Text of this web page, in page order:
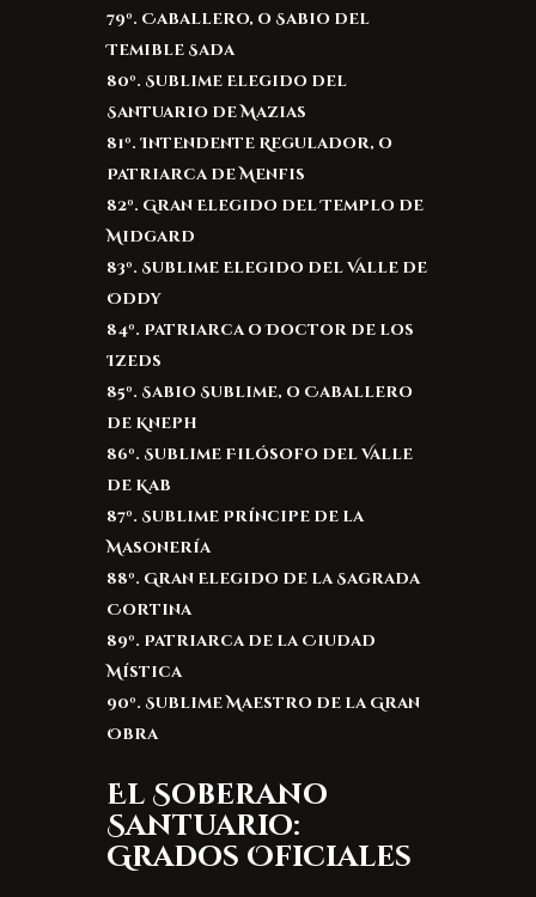
79º. Caballero, o Sabio del
Temible Sada
80º. Sublime Elegido del
Santuario de Mazias
81º. Intendente Regulador, o
Patriarca de Menfis
82º. Gran Elegido del Templo de
Midgard
83º. Sublime Elegido del Valle de
Oddy
84º. Patriarca o Doctor de los
Izeds
85º. Sabio Sublime, o Caballero
de Kneph
86º. Sublime Filósofo del Valle
de Kab
87º. Sublime Príncipe de la
Masonería
88º. Gran Elegido de la Sagrada
Cortina
89º. Patriarca de la Ciudad
Mística
90º. Sublime Maestro de la Gran
Obra
El Soberano
Santuario:
Grados Oficiales